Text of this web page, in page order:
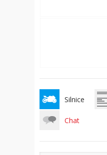
Silnice
Chat